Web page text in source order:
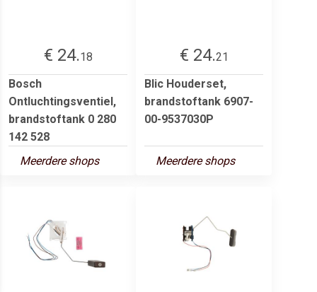
€ 24.18
Bosch
Ontluchtingsventiel,
brandstoftank 0 280
142 528
Meerdere shops
€ 24.21
Blic Houderset,
brandstoftank 6907-
00-9537030P
Meerdere shops